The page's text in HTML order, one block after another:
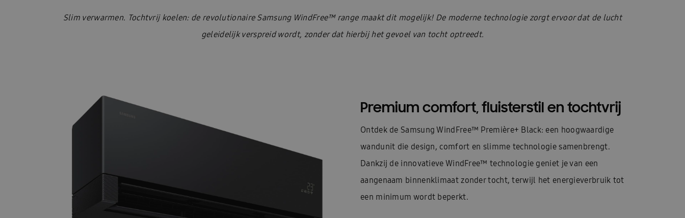
Slim verwarmen. Tochtvrij koelen: de revolutionaire Samsung WindFree™ range maakt dit mogelijk! De moderne technologie zorgt ervoor dat de lucht
geleidelijkverspreid wordt, zonder dat hierbij het gevoel van tocht optreedt.
Premium comfort, fluisterstil en tochtvrij
Ontdek de Samsung WindFree™ Première+ Black: een hoogwaardige
wandunit die design, comfort en slimme technologie samenbrengt.
Dankzij de innovatieve WindFree™ technologie geniet je van een
aangenaam binnenklimaat zonder tocht, terwijl het energieverbruik tot
een minimum wordt beperkt.